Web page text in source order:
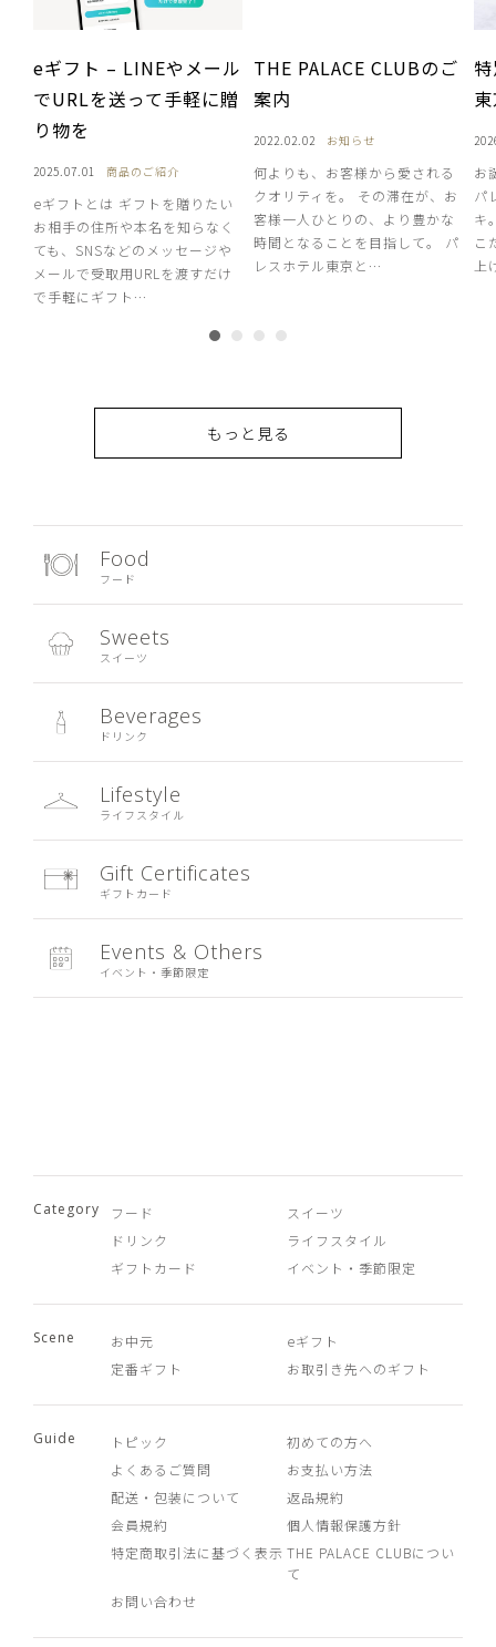
eギフト – LINEやメール
でURLを送って手軽に贈
り物を
2025.07.01 商品のご紹介
eギフトとは ギフトを贈りたい
お相手の住所や本名を知らなく
ても、SNSなどのメッセージや
メールで受取用URLを渡すだけ
で手軽にギフト…
THE PALACE CLUBのご
案内
2022.02.02 お知らせ
何よりも、お客様から愛される
クオリティを。 その滞在が、お
客様一人ひとりの、より豊かな
時間となることを目指して。 パ
レスホテル東京と…
お
パ
キ
こ
もっと見る
Food
フード
Sweets
スイーツ
Beverages
ドリンク
Lifestyle
ライフスタイル
Gift Certificates
ギフトカード
Events & Others
イベント・季節限定
Category フード
スイーツ
ドリンク
ライフスタイル
ギフトカード
イベント・季節限定
Scene お中元
eギフト
定番ギフト
お取引き先へのギフト
Guide トピック
初めての方へ
よくあるご質問
お支払い方法
配送・包装について
返品規約
会員規約
個人情報保護方針
特定商取引法に基づく表示 THE PALACE CLUBについ
て
お問い合わせ